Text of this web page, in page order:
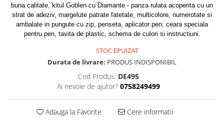
buna calitate, kitul Goblen cu Diamante - panza rulata acoperita cu un
strat de adeziv, margelute patrate fatetate, multicolore, numerotate si
ambalate in pungute cu zip, penseta, aplicator pen, ceara speciala
pentru pen, tavita de plastic, schema de culori si instructiuni.
STOC EPUIZAT
Durata de livrare: PRODUS INDISPONIBIL
Cod Produs: DE495
Ai nevoie de ajutor? 0758249499
Adauga la Favorite Cere informatii